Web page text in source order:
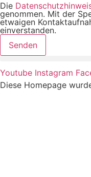
Die
genommen. Mit der
etwaigen
einverstanden.
Senden
Youtube Instagram
Diese Homepage